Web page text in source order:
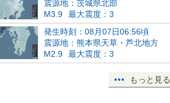
震源地：茨城県北部
M3.9
最大震度：3
発生時刻：08月07日06:56頃
震源地：熊本県天草・芦北地方
M2.9
最大震度：3
もっと見る